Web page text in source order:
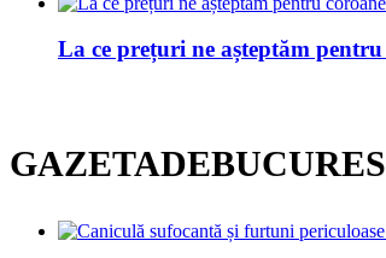
La ce prețuri ne așteptăm